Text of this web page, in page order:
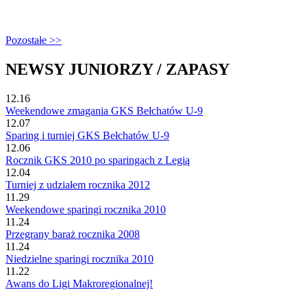
Pozostałe >>
NEWSY JUNIORZY / ZAPASY
12.16
Weekendowe zmagania GKS Bełchatów U-9
12.07
Sparing i turniej GKS Bełchatów U-9
12.06
Rocznik GKS 2010 po sparingach z Legią
12.04
Turniej z udziałem rocznika 2012
11.29
Weekendowe sparingi rocznika 2010
11.24
Przegrany baraż rocznika 2008
11.24
Niedzielne sparingi rocznika 2010
11.22
Awans do Ligi Makroregionalnej!